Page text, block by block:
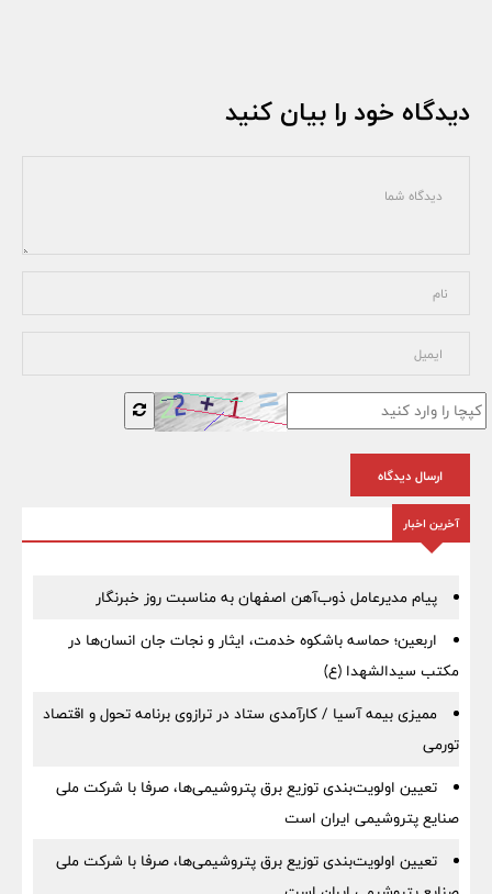
دیدگاه خود را بیان کنید
ارسال دیدگاه
آخرین اخبار
پیام مدیرعامل ذوب‌آهن اصفهان به مناسبت روز خبرنگار
اربعین؛ حماسه باشکوه خدمت، ایثار و نجات جان انسان‌ها در
مکتب سیدالشهدا (ع)
ممیزی بیمه آسیا / کارآمدی ستاد در ترازوی برنامه تحول و اقتصاد
تورمی
تعیین اولویت‌بندی توزیع برق پتروشیمی‌ها، صرفا با شرکت ملی
صنایع پتروشیمی ایران است
تعیین اولویت‌بندی توزیع برق پتروشیمی‌ها، صرفا با شرکت ملی